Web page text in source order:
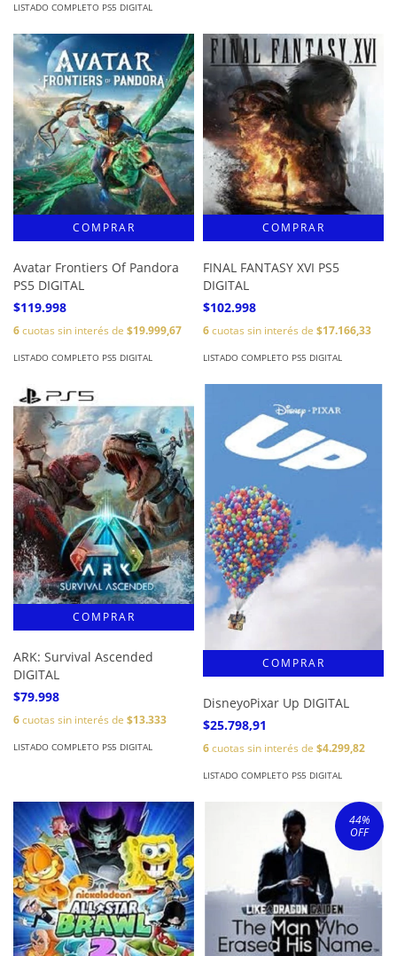
LISTADO COMPLETO PS5 DIGITAL
Avatar Frontiers Of Pandora
PS5 DIGITAL
$119.998
6cuotas sin interés de $19.999,67
LISTADO COMPLETO PS5 DIGITAL
FINAL FANTASY XVI PS5
DIGITAL
$102.998
6cuotas sin interés de $17.166,33
LISTADO COMPLETO PS5 DIGITAL
ARK: Survival Ascended
DIGITAL
$79.998
6cuotas sin interés de $13.333
LISTADO COMPLETO PS5 DIGITAL
DisneyoPixar Up DIGITAL
$25.798,91
6cuotas sin interés de $4.299,82
LISTADO COMPLETO PS5 DIGITAL
44%
OFF